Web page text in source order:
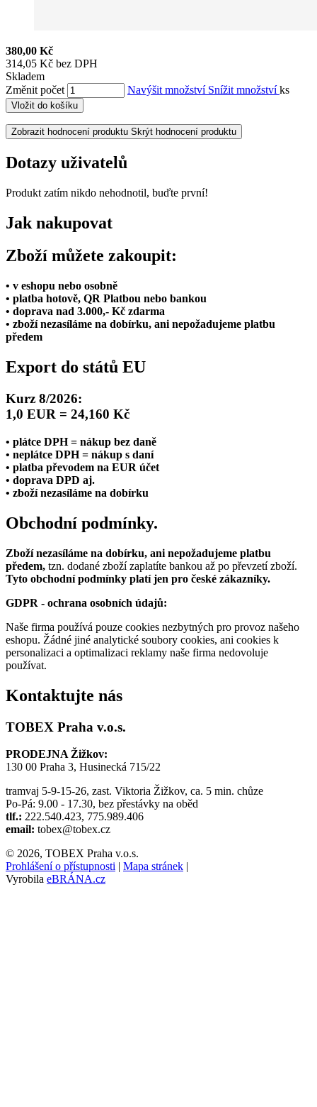
380,00 Kč
314,05 Kč bez DPH
Skladem
Změnit počet
Navýšit množství Snížit množstvíks
Vložit do košíku
Zobrazit hodnocení produktu Skrýt hodnocení produktu
Dotazy uživatelů
Produkt zatím nikdo nehodnotil, buďte první!
Jak nakupovat
Zboží můžete zakoupit:
• v eshopu nebo osobně
• platba hotově, QR Platbou nebo bankou
• doprava nad 3.000,- Kč zdarma
• zboží nezasíláme na dobírku, ani nepožadujeme platbu
předem
Export do států EU
Kurz 8/2026:
1,0 EUR = 24,160 Kč
• plátce DPH = nákup bez daně
• neplátce DPH = nákup s daní
• platba převodem na EUR účet
• doprava DPD aj.
• zboží nezasíláme na dobírku
Obchodní podmínky.
Zboží nezasíláme na dobírku, ani nepožadujeme platbu
předem, tzn. dodané zboží zaplatíte bankou až po převzetí zboží.
Tyto obchodní podmínky platí jen pro české zákazníky.
GDPR - ochrana osobních údajů:
Naše firma používá pouze cookies nezbytných pro provoz našeho
eshopu. Žádné jiné analytické soubory cookies, ani cookies k
personalizaci a optimalizaci reklamy naše firma nedovoluje
používat.
Kontaktujte nás
TOBEX Praha v.o.s.
PRODEJNA Žižkov:
130 00 Praha 3, Husinecká 715/22
tramvaj 5-9-15-26, zast. Viktoria Žižkov, ca. 5 min. chůze
Po-Pá: 9.00 - 17.30, bez přestávky na oběd
tlf.: 222.540.423, 775.989.406
email: tobex@tobex.cz
© 2026, TOBEX Praha v.o.s.
Prohlášení o přístupnosti | Mapa stránek |
Vyrobila eBRÁNA.cz